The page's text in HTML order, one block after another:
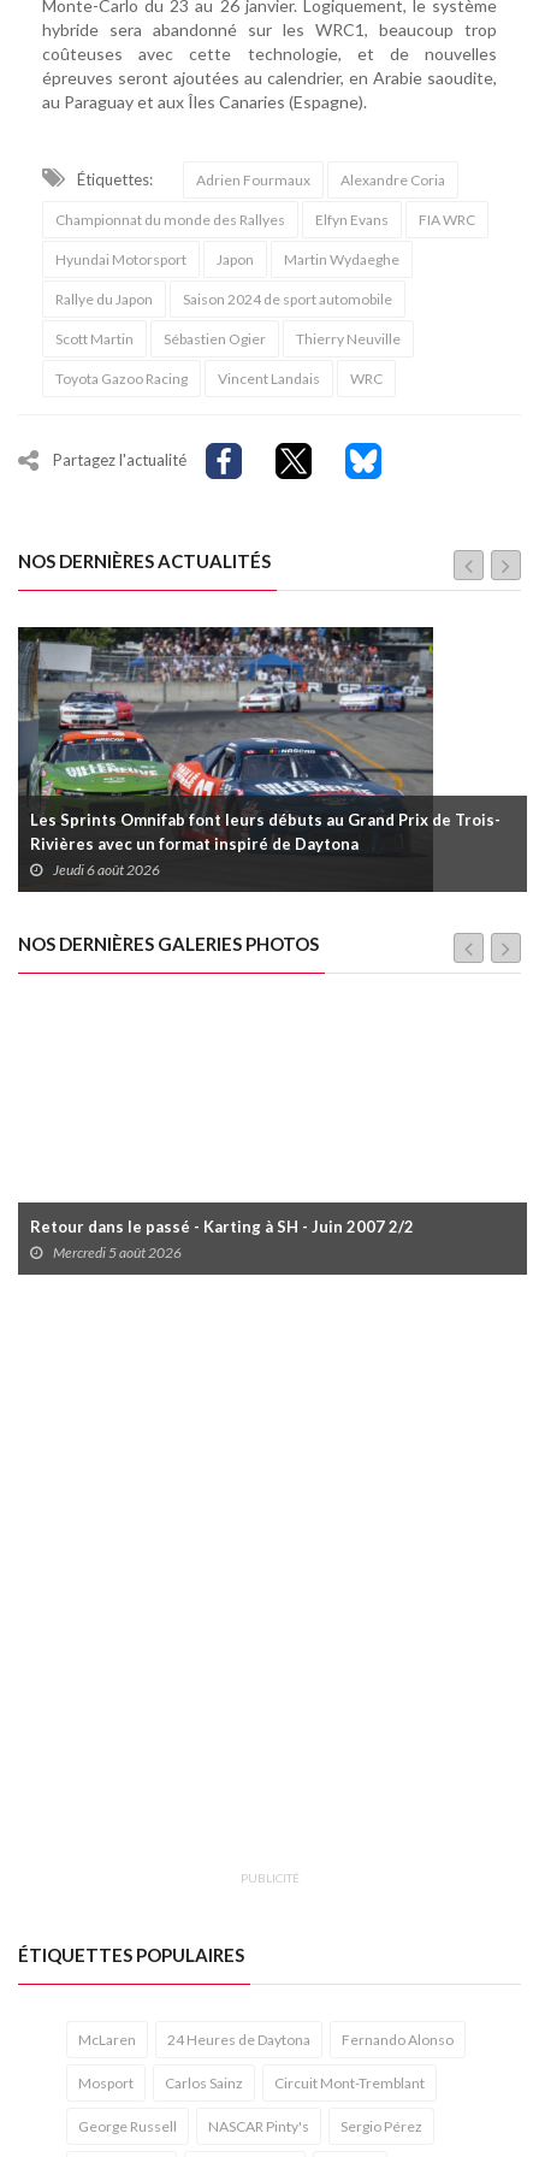
Monte-Carlo du 23 au 26 janvier. Logiquement, le système
hybride sera abandonné sur les WRC1, beaucoup trop
coûteuses avec cette technologie, et de nouvelles
épreuves seront ajoutées au calendrier, en Arabie saoudite,
au Paraguay et aux Îles Canaries (Espagne).
Étiquettes: Adrien Fourmaux Alexandre Coria
Championnat du monde des Rallyes Elfyn Evans FIA WRC
Hyundai Motorsport Japon Martin Wydaeghe
Rallye du Japon Saison 2024 de sport automobile
Scott Martin Sébastien Ogier Thierry Neuville
Toyota Gazoo Racing Vincent Landais WRC
Partagez l'actualité
NOS DERNIÈRES ACTUALITÉS
Les Sprints Omnifab font leurs débuts au Grand Prix de Trois-
Rivières avec un format inspiré de Daytona
Jeudi 6 août 2026
NOS DERNIÈRES GALERIES PHOTOS
Retour dans le passé - Karting à SH - Juin 2007 2/2
Mercredi 5 août 2026
PUBLICITÉ
ÉTIQUETTES POPULAIRES
McLaren 24 Heures de Daytona Fernando Alonso
Mosport Carlos Sainz Circuit Mont-Tremblant
George Russell NASCAR Pinty's Sergio Pérez